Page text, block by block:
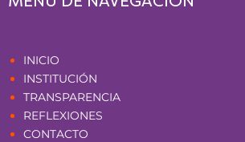
INICIO
INSTITUCIÓN
TRANSPARENCIA
REFLEXIONES
CONTACTO